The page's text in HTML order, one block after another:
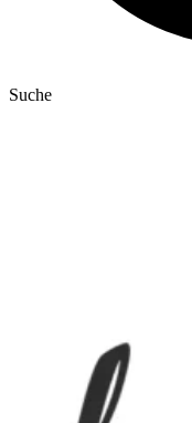
Suche